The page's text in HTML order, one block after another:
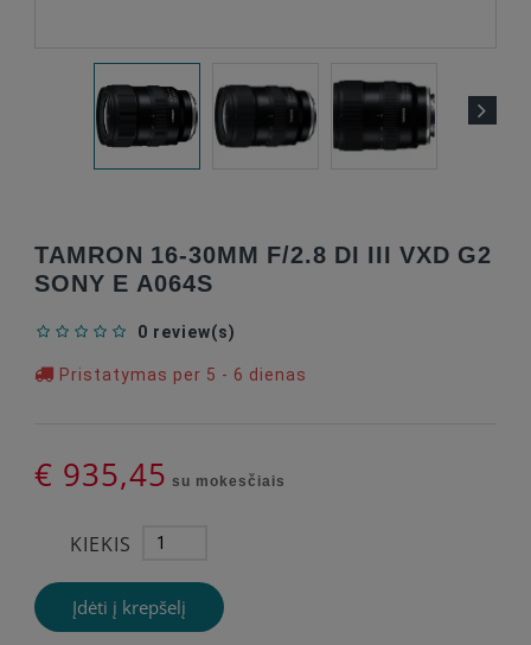
TAMRON 16-30MM F/2.8 DI III VXD G2
SONY E A064S
0 review(s)
Pristatymas per 5 - 6 dienas
€ 935,45 su mokesčiais
KIEKIS
Įdėti į krepšelį